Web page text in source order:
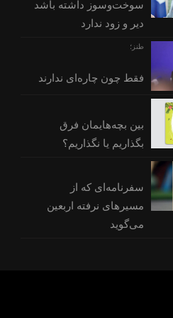
سوخت‌وسوز داشته باشد
دیر و زود ندارد
طنز؛
فقط چون چاره‌ای ندارند
بین بچه‌هایمان فرق
بگذاریم یا نگذاریم؟
سفرنامه‌ای که از
مسیرهای نرفته اربعین
می‌گوید